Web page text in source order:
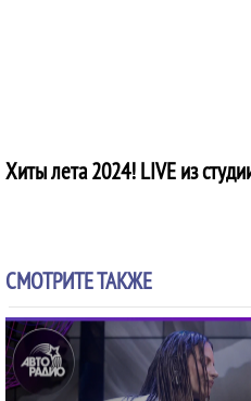
Хиты лета 2024! LIVE из
СМОТРИТЕ ТАКЖЕ